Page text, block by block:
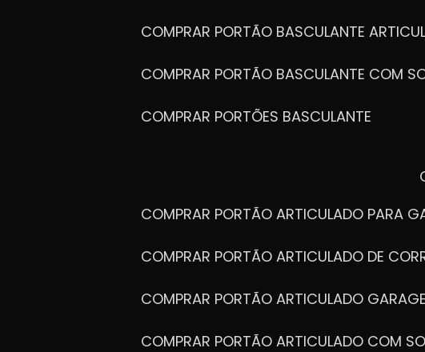
COMPRAR PORTÃO BASCULANTE
COMPRAR PORTÃO BASCULANTE COM
COMPRAR PORTÕES BASCULANTE
COMPRAR PORTÃO ARTICULADO PARA
COMPRAR PORTÃO ARTICULADO DE
COMPRAR PORTÃO ARTICULADO
COMPRAR PORTÃO ARTICULADO COM